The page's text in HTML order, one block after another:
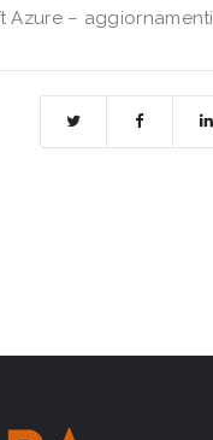
Azure – aggiornamenti